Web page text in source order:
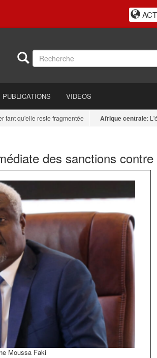
PUBLICATIONS VIDEOS
qu'elle reste fragmentée Afrique centrale:
des sanctions
Moussa Faki